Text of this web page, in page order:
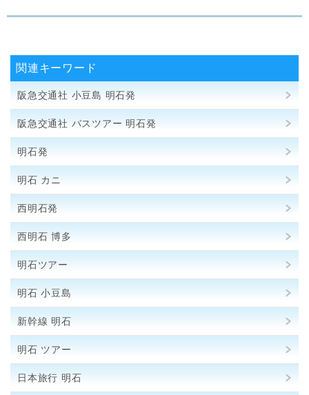
関連キーワード
阪急交通社 小豆島 明石発
阪急交通社 バスツアー 明石発
明石発
明石 カニ
西明石発
西明石 博多
明石ツアー
明石 小豆島
新幹線 明石
明石 ツアー
日本旅行 明石